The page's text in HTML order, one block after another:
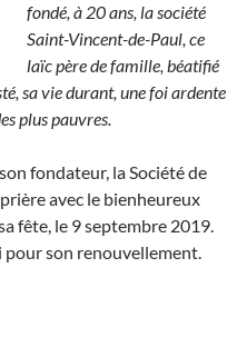
fondé, à 20 ans, la société
Saint-Vincent-de-Paul, ce
laïc père de famille, béatifié
sa vie durant, une foi ardente
plus pauvres.
fondateur, la Société de
avec le bienheureux
fête, le 9 septembre 2019.
pour son renouvellement.